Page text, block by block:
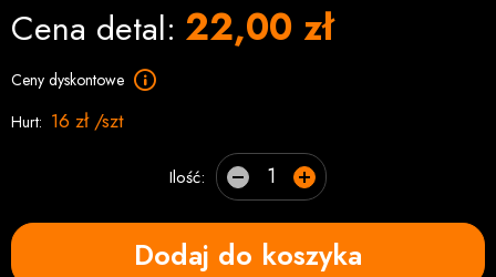
Cena detal: 22,00 zł
Ceny dyskontowe
Hurt: 16 zł /szt
Ilość:
Dodaj do koszyka